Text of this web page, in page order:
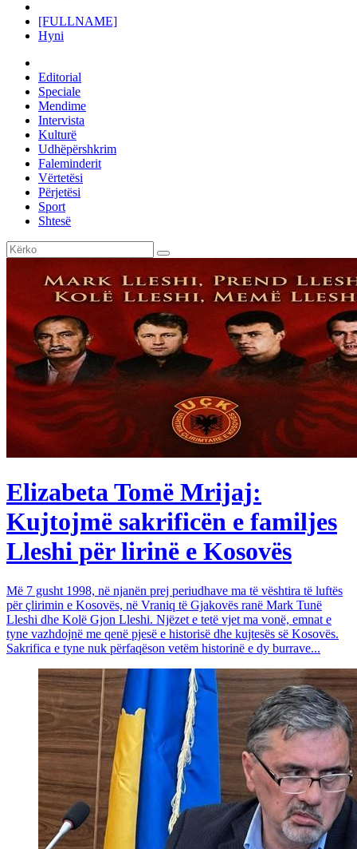
[FULLNAME]
Hyni
Editorial
Speciale
Mendime
Intervista
Kulturë
Udhëpërshkrim
Faleminderit
Vërtetësi
Përjetësi
Sport
Shtesë
Elizabeta Tomë Mrijaj:
Kujtojmë sakrificën e familjes
Lleshi për lirinë e Kosovës
Më 7 gusht 1998, në njanën prej periudhave ma të vështira të luftës
për çlirimin e Kosovës, në Vraniq të Gjakovës ranë Mark Tunë
Lleshi dhe Kolë Gjon Lleshi. Njëzet e tetë vjet ma vonë, emnat e
tyne vazhdojnë me qenë pjesë e historisë dhe kujtesës së Kosovës.
Sakrifica e tyne nuk përfaqëson vetëm historinë e dy burrave...